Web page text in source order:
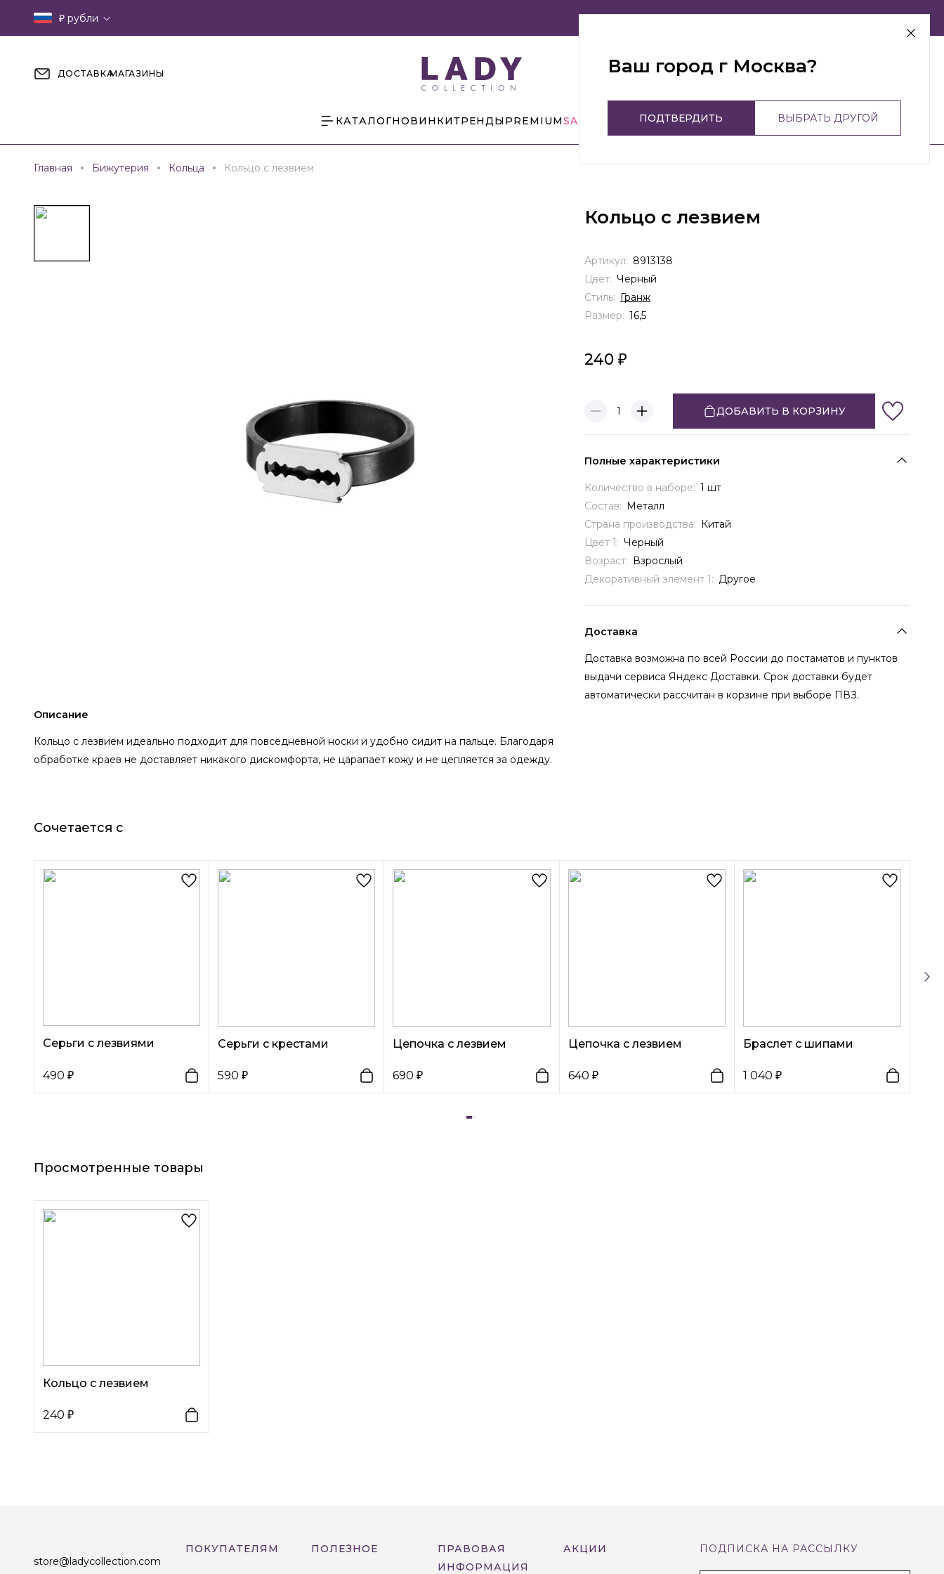
₽ рубли г Москва
ДОСТАВКАМАГАЗИНЫ
КАТАЛОГНОВИНКИТРЕНДЫ PREMIUMSALE
Главная Бижутерия Кольца Кольцо с лезвием
Описание
Кольцо с лезвием идеально подходит для повседневной носки и удобно сидит на пальце. Благодаря
обработке краев не доставляет никакого дискомфорта, не царапает кожу и не цепляется за одежду.
Кольцо с лезвием
240
1 ДОБАВИТЬ В КОРЗИНУ
Артикул: 8913138
Цвет: Черный
Стиль: Гранж
Размер: 16,5
Полные характеристики
Количество в наборе: 1 шт
Состав: Металл
Страна производства: Китай
Цвет 1: Черный
Возраст: Взрослый
Декоративный элемент 1: Другое
Доставка
Доставка возможна по всей России до постаматов и пунктов
выдачи сервиса Яндекс Доставки. Срок доставки будет
автоматически рассчитан в корзине при выборе ПВЗ.
Сочетается с
Серьги с лезвиями
490
Серьги с крестами
590
Цепочка с лезвием
690
Цепочка с лезвием
640
Браслет с шипами
1 040
Просмотренные товары
Кольцо с лезвием
240
ПОДПИСКА НА РАССЫЛКУ
store@ladycollection.com
ПОКУПАТЕЛЯМ ПОЛЕЗНОЕ
ПРАВОВАЯ
ИНФОРМАЦИЯ
АКЦИИ
Ваш город г Москва?
ПОДТВЕРДИТЬ ВЫБРАТЬ ДРУГОЙ